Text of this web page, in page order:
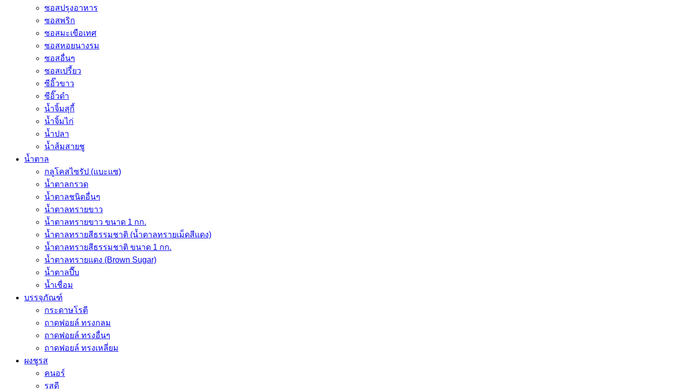
ซอสปรุงอาหาร
ซอสพริก
ซอสมะเขือเทศ
ซอสหอยนางรม
ซอสอื่นๆ
ซอสเปรี้ยว
ซีอิ๊วขาว
ซีอิ๊วดำ
น้ำจิ้มสุกี้
น้ำจิ้มไก่
น้ำปลา
น้ำส้มสายชู
น้ำตาล
กลูโคสไซรัป (แบะแซ)
น้ำตาลกรวด
น้ำตาลชนิดอื่นๆ
น้ำตาลทรายขาว
น้ำตาลทรายขาว ขนาด 1 กก.
น้ำตาลทรายสีธรรมชาติ (น้ำตาลทรายเม็ดสีแดง)
น้ำตาลทรายสีธรรมชาติ ขนาด 1 กก.
น้ำตาลทรายแดง (Brown Sugar)
น้ำตาลปี๊บ
น้ำเชื่อม
บรรจุภัณฑ์
กระดาษโรตี
ถาดฟอยล์ ทรงกลม
ถาดฟอยล์ ทรงอื่นๆ
ถาดฟอยล์ ทรงเหลี่ยม
ผงชูรส
คนอร์
รสดี